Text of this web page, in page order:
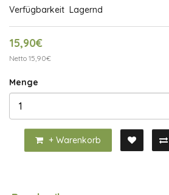
Verfügbarkeit Lagernd
15,90€
Netto 15,90€
Menge
+ Warenkorb